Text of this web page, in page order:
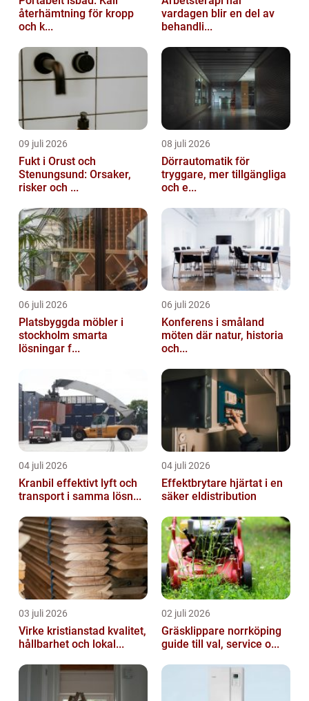
återhämtning för kropp
och k...
vardagen blir en del av
behandli...
09 juli 2026
Fukt i Orust och
Stenungsund: Orsaker,
risker och ...
08 juli 2026
Dörrautomatik för
tryggare, mer tillgängliga
och e...
06 juli 2026
Platsbyggda möbler i
stockholm smarta
lösningar f...
06 juli 2026
Konferens i småland
möten där natur, historia
och...
04 juli 2026
Kranbil effektivt lyft och
transport i samma lösn...
04 juli 2026
Effektbrytare hjärtat i en
säker eldistribution
03 juli 2026
Virke kristianstad kvalitet,
hållbarhet och lokal...
02 juli 2026
Gräsklippare norrköping
guide till val, service o...